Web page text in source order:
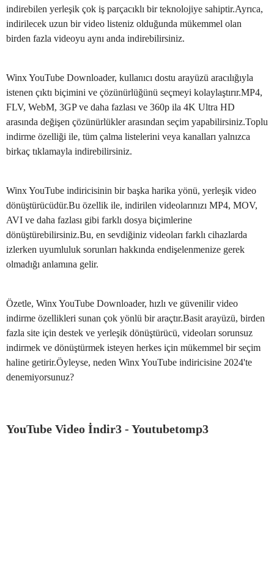
indirebilen yerleşik çok iş parçacıklı bir teknolojiye sahiptir.Ayrıca,
indirilecek uzun bir video listeniz olduğunda mükemmel olan
birden fazla videoyu aynı anda indirebilirsiniz.
Winx YouTube Downloader, kullanıcı dostu arayüzü aracılığıyla
istenen çıktı biçimini ve çözünürlüğünü seçmeyi kolaylaştırır.MP4,
FLV, WebM, 3GP ve daha fazlası ve 360p ila 4K Ultra HD
arasında değişen çözünürlükler arasından seçim yapabilirsiniz.Toplu
indirme özelliği ile, tüm çalma listelerini veya kanalları yalnızca
birkaç tıklamayla indirebilirsiniz.
Winx YouTube indiricisinin bir başka harika yönü, yerleşik video
dönüştürücüdür.Bu özellik ile, indirilen videolarınızı MP4, MOV,
AVI ve daha fazlası gibi farklı dosya biçimlerine
dönüştürebilirsiniz.Bu, en sevdiğiniz videoları farklı cihazlarda
izlerken uyumluluk sorunları hakkında endişelenmenize gerek
olmadığı anlamına gelir.
Özetle, Winx YouTube Downloader, hızlı ve güvenilir video
indirme özellikleri sunan çok yönlü bir araçtır.Basit arayüzü, birden
fazla site için destek ve yerleşik dönüştürücü, videoları sorunsuz
indirmek ve dönüştürmek isteyen herkes için mükemmel bir seçim
haline getirir.Öyleyse, neden Winx YouTube indiricisine 2024'te
denemiyorsunuz?
YouTube Video İndir3 - Youtubetomp3